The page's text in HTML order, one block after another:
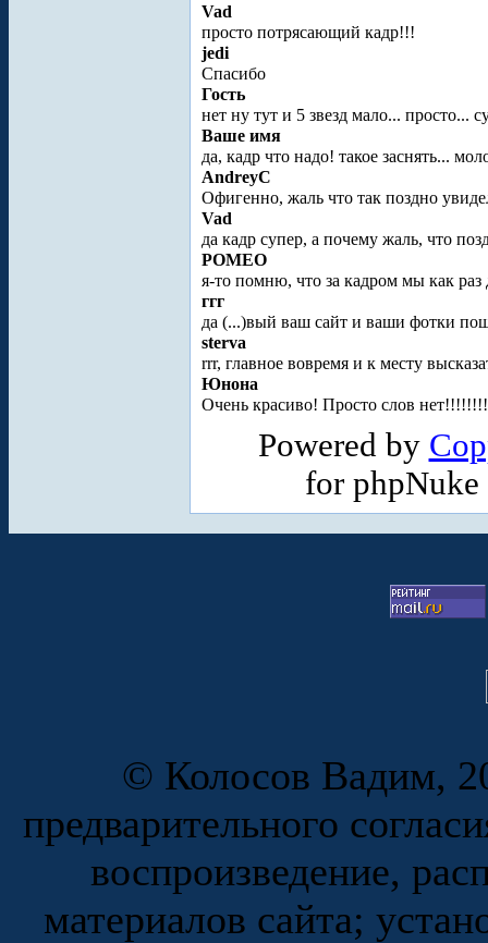
Vad
просто потрясающий кадр!!!
jedi
Спасибо
Гость
нет ну тут и 5 звезд мало... просто...
Ваше имя
да, кадр что надо! такое заснять...
AndreyC
Офигенно, жаль что так поздно
Vad
да кадр супер, а почему жаль, что
POMEO
я-то помню, что за кадром мы как раз
ггг
да (...)вый ваш сайт и ваши фотки
sterva
rrr, главное вовремя и к месту
Юнона
Очень красиво! Просто слов
Powered by
for
© Колосов Вадим,
предварительного
воспроизведение,
материалов сайта;